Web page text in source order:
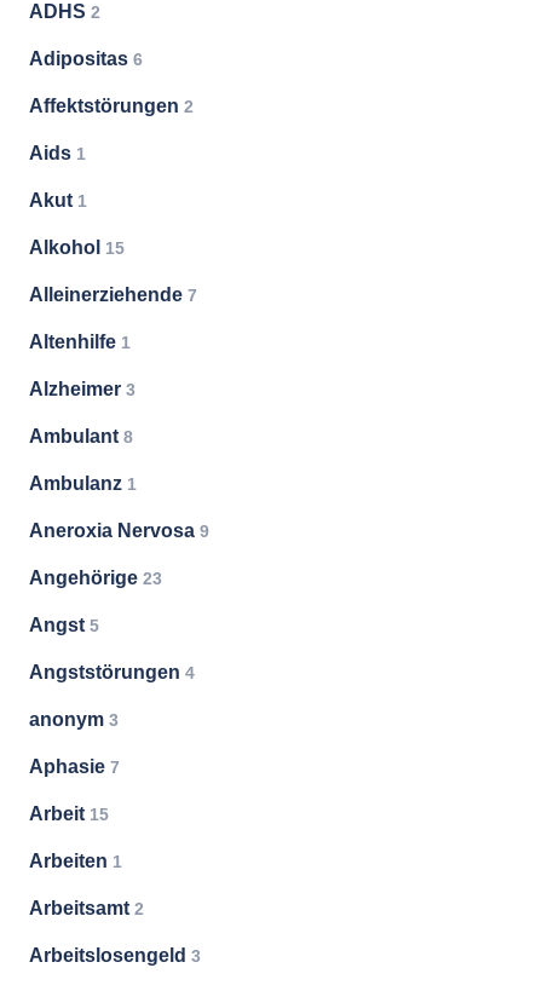
ADHS 2
Adipositas 6
Affektstörungen 2
Aids 1
Akut 1
Alkohol 15
Alleinerziehende 7
Altenhilfe 1
Alzheimer 3
Ambulant 8
Ambulanz 1
Aneroxia Nervosa 9
Angehörige 23
Angst 5
Angststörungen 4
anonym 3
Aphasie 7
Arbeit 15
Arbeiten 1
Arbeitsamt 2
Arbeitslosengeld 3